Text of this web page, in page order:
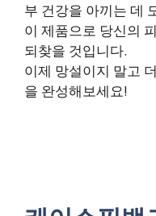
부 건강을 아끼는 데
이 제품으로 당신의
되찾을 것입니다.
이제 망설이지 말고
을 완성해보세요!